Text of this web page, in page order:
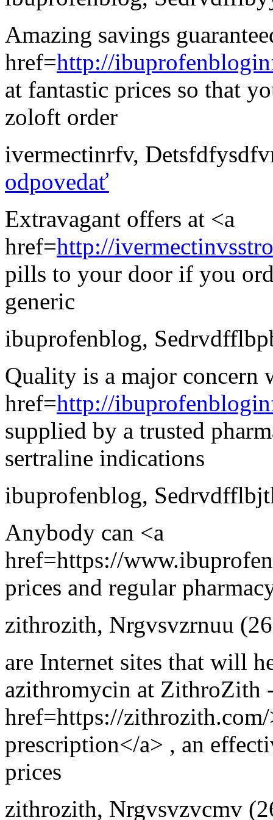
Amazing savings
href=http://
at fantastic prices so that
zoloft order
ivermectinrfv,
odpovedať
Extravagant offers at <a
href=http://
pills to your door if you
generic
ibuprofenblog,
Quality is a major concern
href=http://
supplied by a trusted
sertraline indications
ibuprofenblog,
Anybody can <a
href=https://
prices and regular
zithrozith, Nrgvsvzrnuu
are Internet sites that will
azithromycin at ZithroZith
href=https://
prescription</a> , an
prices
zithrozith, Nrgvsvzvcmv